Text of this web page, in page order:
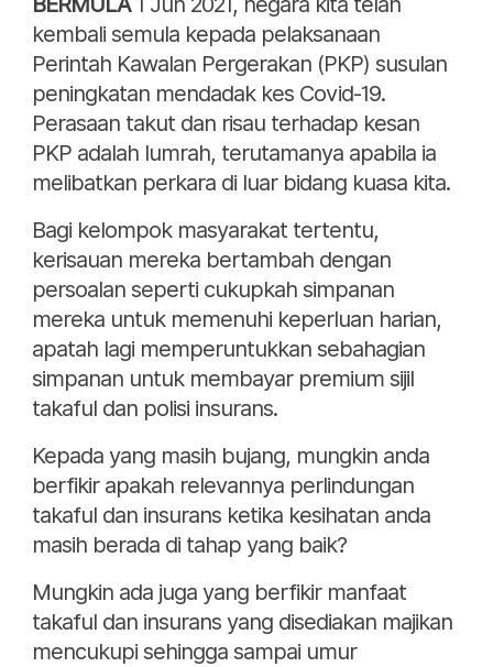
kembali semula kepada pelaksanaan
Perintah Kawalan Pergerakan (PKP) susulan
peningkatan mendadak kes Covid-19.
Perasaan takut dan risau terhadap kesan
PKP adalah lumrah, terutamanya apabila ia
melibatkan perkara di luar bidang kuasa kita.
Bagi kelompok masyarakat tertentu,
kerisauan mereka bertambah dengan
persoalan seperti cukupkah simpanan
mereka untuk memenuhi keperluan harian,
apatah lagi memperuntukkan sebahagian
simpanan untuk membayar premium sijil
takaful dan polisi insurans.
Kepada yang masih bujang, mungkin anda
berfikir apakah relevannya perlindungan
takaful dan insurans ketika kesihatan anda
masih berada di tahap yang baik?
Mungkin ada juga yang berfikir manfaat
takaful dan insurans yang disediakan majikan
mencukupi sehingga sampai umur